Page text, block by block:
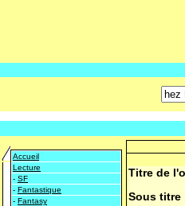
Accueil
Lecture
- SF
- Fantastique
- Fantasy
Titre de
Sous titre